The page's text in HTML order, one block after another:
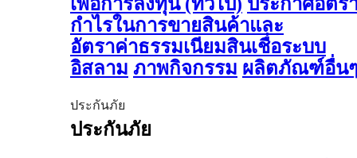
กำไรในการขายสินค้าและ
อัตราค่าธรรมเนียมสินเชื่อระบบ
อิสลาม ภาพกิจกรรม ผลิตภัณฑ์อื่น
ประกันภัย
ประกันภัย